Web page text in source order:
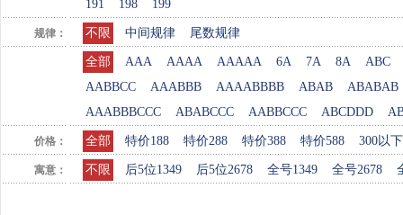
191
198 199
规律： 不限 中间规律 尾数规律
全部 AAA AAAA AAAAA 6A 7A 8A
ABC
AABBCC
AAABBB AAAABBBB ABAB
ABABAB
AAABBBCCC
ABABCCC AABBCCC ABCDDD
价格： 全部 特价188 特价288 特价388 特价588 300以下
寓意： 不限 后5位1349 后5位2678 全号1349 全号2678